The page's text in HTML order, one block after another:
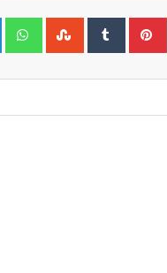
LinkedIn WhatsappStumbleUpon
Tumblr